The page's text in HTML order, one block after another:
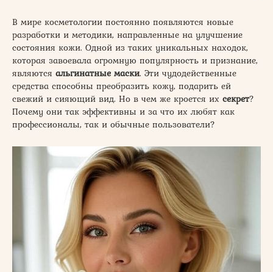
В мире косметологии постоянно появляются новые
разработки и методики, направленные на улучшение
состояния кожи. Одной из таких уникальных находок,
которая завоевала огромную популярность и признание,
являются альгинатные маски. Эти чудодейственные
средства способны преобразить кожу, подарить ей
свежий и сияющий вид. Но в чем же кроется их секрет?
Почему они так эффективны и за что их любят как
профессионалы, так и обычные пользователи?